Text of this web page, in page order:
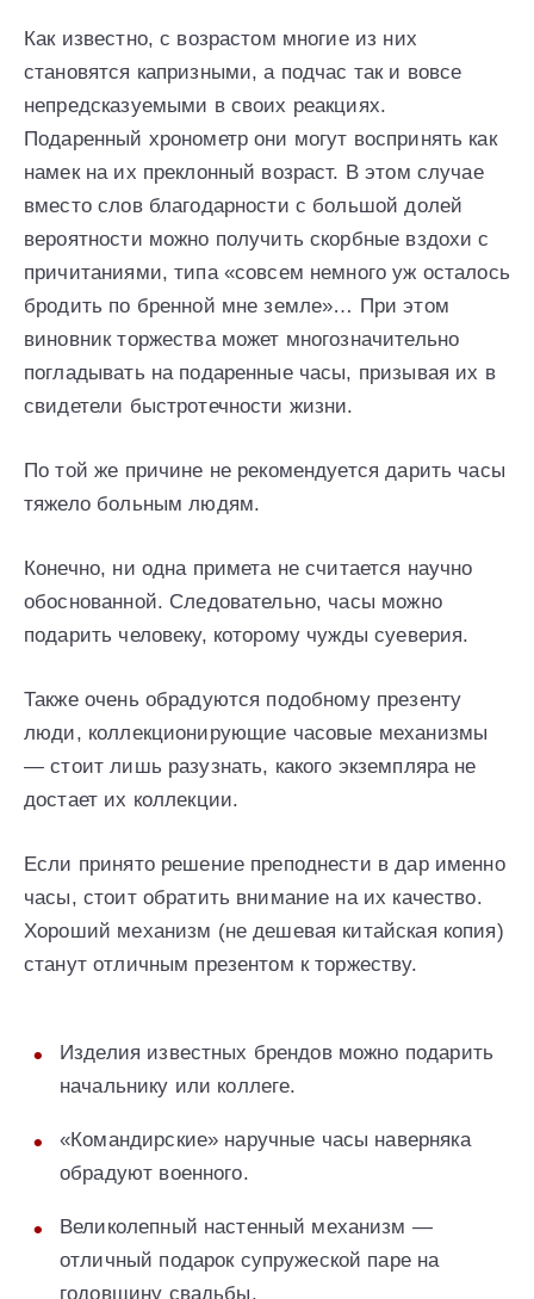
Как известно, с возрастом многие из них
становятся капризными, а подчас так и вовсе
непредсказуемыми в своих реакциях.
Подаренный хронометр они могут воспринять как
намек на их преклонный возраст. В этом случае
вместо слов благодарности с большой долей
вероятности можно получить скорбные вздохи с
причитаниями, типа «совсем немного уж осталось
бродить по бренной мне земле»… При этом
виновник торжества может многозначительно
погладывать на подаренные часы, призывая их в
свидетели быстротечности жизни.
По той же причине не рекомендуется дарить часы
тяжело больным людям.
Конечно, ни одна примета не считается научно
обоснованной. Следовательно, часы можно
подарить человеку, которому чужды суеверия.
Также очень обрадуются подобному презенту
люди, коллекционирующие часовые механизмы
— стоит лишь разузнать, какого экземпляра не
достает их коллекции.
Если принято решение преподнести в дар именно
часы, стоит обратить внимание на их качество.
Хороший механизм (не дешевая китайская копия)
станут отличным презентом к торжеству.
Изделия известных брендов можно подарить
начальнику или коллеге.
«Командирские» наручные часы наверняка
обрадуют военного.
Великолепный настенный механизм —
отличный подарок супружеской паре на
годовщину свадьбы.